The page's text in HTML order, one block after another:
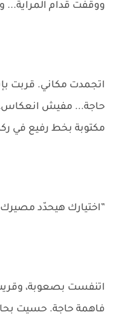
ووقفت قدام المراية...
اتجمدت مكاني. قربت
حاجة... مفيش انعكاس،
مكتوبة بخط رفيع في
”اختيارك هيحدّد
اتنفست بصعوبة،
فاهمة حاجة. حسيت